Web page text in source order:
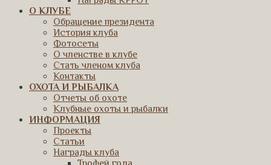
О КЛУБЕ
Обращение президента
История клуба
Фотосеты
О членстве в клубе
Стать членом клуба
Контакты
ОХОТА И РЫБАЛКА
Отчеты об охоте
Клубные охоты и рыбалки
ИНФОРМАЦИЯ
Проекты
Статьи
Награды клуба